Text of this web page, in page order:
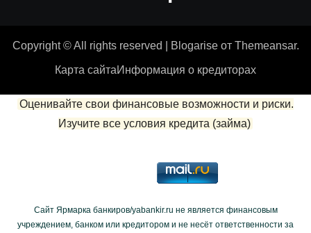
Copyright © All rights reserved Blogariseот Themeansar.
Карта сайтаИнформация о кредиторах
Оценивайте свои финансовые возможности и риски.
Изучите все условия кредита (займа)
Сайт Ярмарка банкиров/yabankir.ru не является финансовым
учреждением, банком или кредитором и не несёт ответственности за